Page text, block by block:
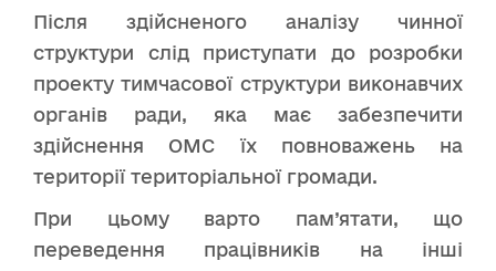
Після здійсненого аналізу чинної
структури слід приступати до розробки
проекту тимчасової структури виконавчих
органів ради, яка має забезпечити
здійснення ОМС їх повноважень на
території територіальної громади.
При цьому варто пам’ятати, що
переведення працівників на інші